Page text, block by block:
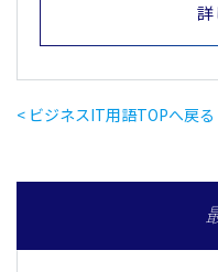
詳
< ビジネスIT用語TOPへ戻る